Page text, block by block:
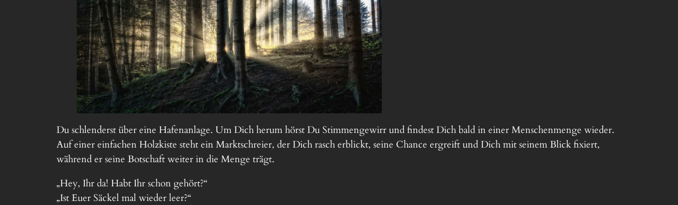
Du schlenderst über eine Hafenanlage. Um Dich herum hörst Du Stimmengewirr und findest Dich bald in einer Menschenmenge wieder.
Auf einer einfachen Holzkiste steht ein Marktschreier, der Dich rasch erblickt, seine Chance ergreift und Dich mit seinem Blick fixiert,
während er seine Botschaft weiter in die Menge trägt.
„Hey, Ihr da! Habt Ihr schon gehört?“
„Ist Euer Säckel mal wieder leer?“